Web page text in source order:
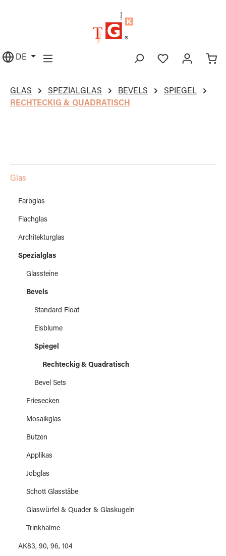
DE
GLAS SPEZIALGLAS BEVELS
SPIEGEL
RECHTECKIG & QUADRATISCH
Glas
Farbglas
Flachglas
Architekturglas
Spezialglas
Glassteine
Bevels
Standard Float
Eisblume
Spiegel
Rechteckig & Quadratisch
Bevel Sets
Friesecken
Mosaikglas
Butzen
Applikas
Jobglas
Schott Glasstäbe
Glaswürfel & Quader & Glaskugeln
Trinkhalme
AK83, 90, 96, 104